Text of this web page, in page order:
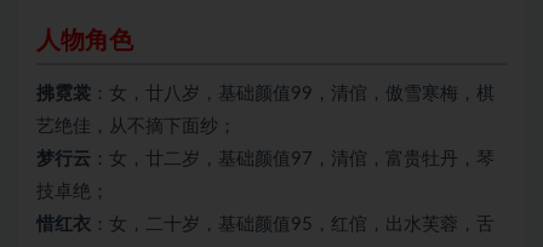
人物角色
拂霓裳 ：女，廿八岁，基础颜值99，清倌，傲雪寒梅，棋
艺绝佳，从不摘下面纱；
梦行云 ：女，廿二岁，基础颜值97，清倌，富贵牡丹，琴
技卓绝；
惜红衣 ：女，二十岁，基础颜值95，红倌，出水芙蓉，舌